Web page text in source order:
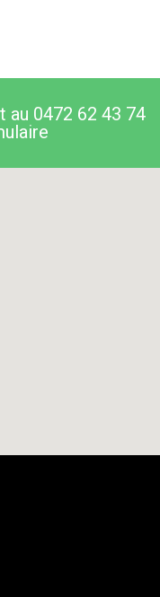
au 0472 62 43 74